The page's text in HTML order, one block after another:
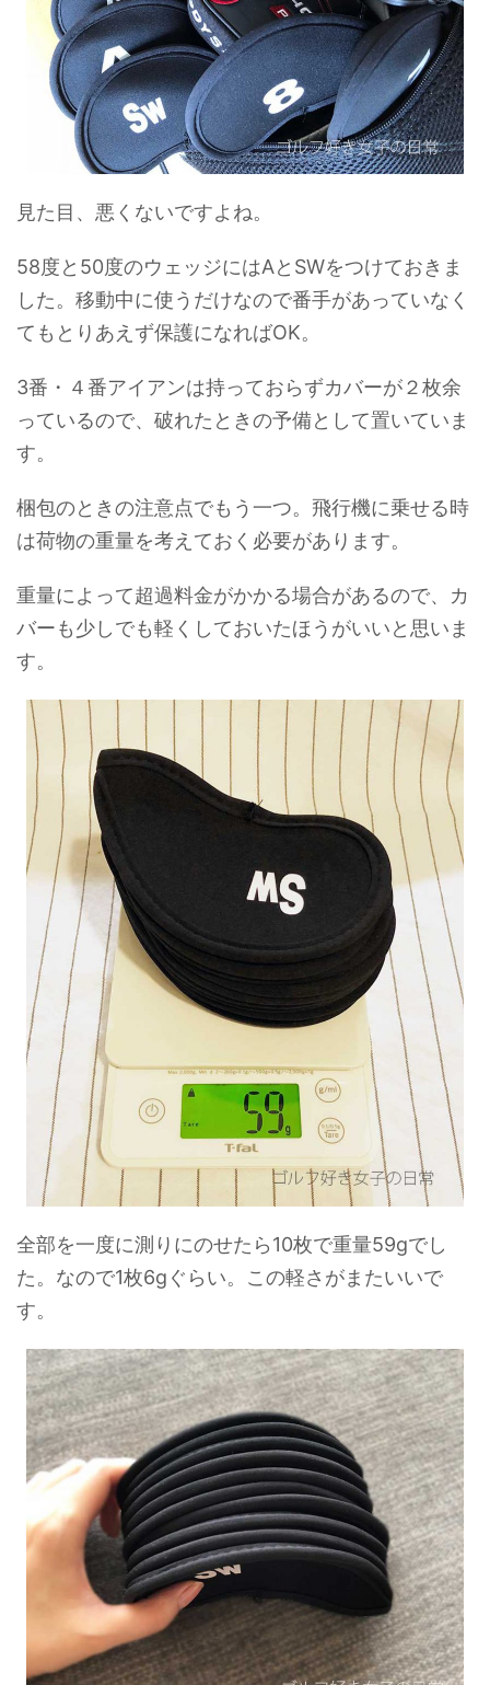
見た目、悪くないですよね。
58度と50度のウェッジにはAとSWをつけておきま
した。移動中に使うだけなので番手があっていなく
てもとりあえず保護になればOK。
3番・４番アイアンは持っておらずカバーが２枚余
っているので、破れたときの予備として置いていま
す。
梱包のときの注意点でもう一つ。飛行機に乗せる時
は荷物の重量を考えておく必要があります。
重量によって超過料金がかかる場合があるので、カ
バーも少しでも軽くしておいたほうがいいと思いま
す。
全部を一度に測りにのせたら10枚で重量59gでし
た。なので1枚6gぐらい。この軽さがまたいいで
す。